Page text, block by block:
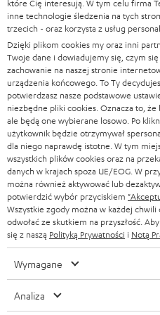
l
e
t
t
e
r
a
KOMPLETNE SYSTEMY
GŁOŚNIKI HIFI
SMART HOME
BLUETOOTH
SŁUCHAWKI
SŁUCHAWKI BLUETOOTH
WIEŻE HI-FI
WSPARCIE
KARIERA
KONTAKT PRASOWY
B2B
BLOG
NEWSLETTER
SKLEPY
KORZYŚCI
TEUFEL STORY
ZARZĄD
Sklepy internetowe Teufel
NIEMCY
AUSTRIA
SZWAJCARIA
HOLANDIA
BELGIA
FRANCJA
które Cię interesują. W tym celu firma
inne technologie śledzenia na tych
trzecich - oraz korzysta z usług
Dzięki plikom cookies my oraz inni
Twoje dane i dowiadujemy się, czym
zachowanie na naszej stronie
urządzenia końcowego. To Ty
potwierdzasz nasze podstawowe
niezbędne pliki cookies. Oznacza to,
ale będą one wybierane losowo. Po
użytkownik będzie otrzymywał
dla niego naprawdę istotne. W tym
wszystkich plików cookies oraz na
danych w krajach spoza UE/EOG. W
można również aktywować lub
potwierdzić wybór przyciskiem
Wszystkie zgody można w każdej chwili
odwołać ze skutkiem na przyszłość.
się z naszą Polityką Prywatności i Notą
Wymagane
Analiza